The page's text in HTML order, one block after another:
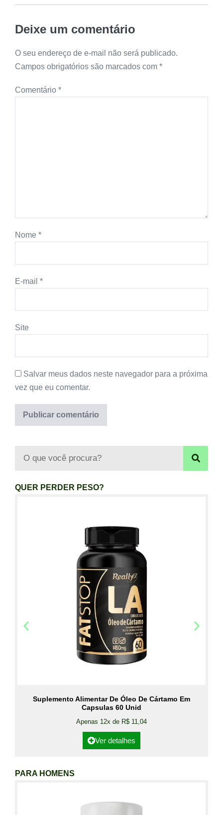
Deixe um comentário
O seu endereço de e-mail não será publicado.
Campos obrigatórios são marcados com *
Comentário *
Nome *
E-mail *
Site
Salvar meus dados neste navegador para a próxima
vez que eu comentar.
QUER PERDER PESO?
Suplemento Alimentar De Óleo De Cártamo Em
Capsulas 60 Unid
Apenas 12x de R$ 11,04
Ver detalhes
PARA HOMENS